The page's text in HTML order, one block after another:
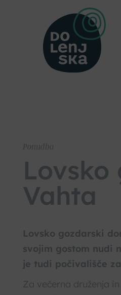
Ponudba
Vahta
Lovsko gozdarski
svojim gostom nudi
je tudi počivališče
Za večerna druženja